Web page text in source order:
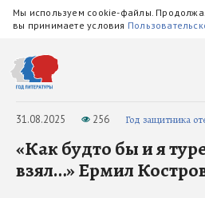
Мы используем cookie-файлы.
вы принимаете условия
31.08.2025 256 Год защитника
«Как будто бы и я
взял…» Ермил